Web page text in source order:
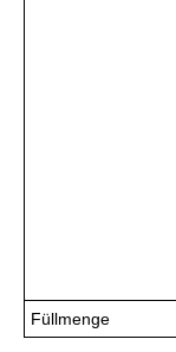
Füllmenge